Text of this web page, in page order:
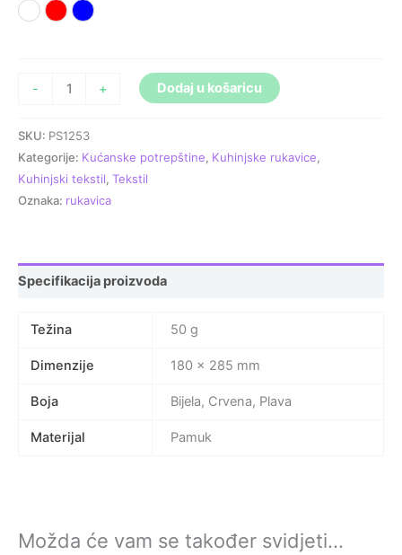
BijelaCrvenaPlava
- + Dodaj u košaricu
SKU: PS1253
Kategorije: Kućanske potrepštine, Kuhinjske rukavice,
Kuhinjski tekstil, Tekstil
Oznaka: rukavica
Specifikacija proizvoda
Težina 50 g
Dimenzije 180 × 285 mm
Boja Bijela, Crvena, Plava
Materijal Pamuk
Možda će vam se također svidjeti…